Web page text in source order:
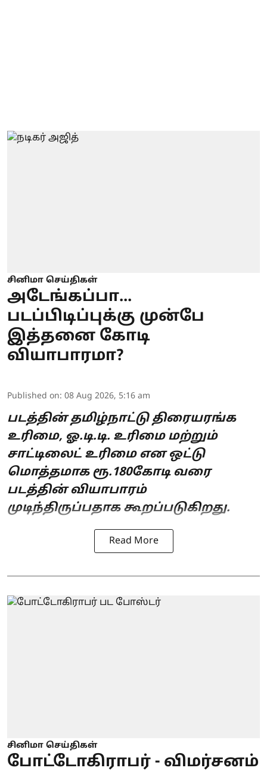
சினிமா செய்திகள்
அடேங்கப்பா...
படப்பிடிப்புக்கு முன்பே
இத்தனை கோடி
வியாபாரமா?
Published on: 08 Aug 2026, 5:16 am
படத்தின் தமிழ்நாட்டு திரையரங்க
உரிமை, ஓ.டி.டி. உரிமை மற்றும்
சாட்டிலைட் உரிமை என ஒட்டு
மொத்தமாக ரூ.180கோடி வரை
படத்தின் வியாபாரம்
முடிந்திருப்பதாக கூறப்படுகிறது.
Read More
சினிமா செய்திகள்
போட்டோகிராபர் - விமர்சனம்